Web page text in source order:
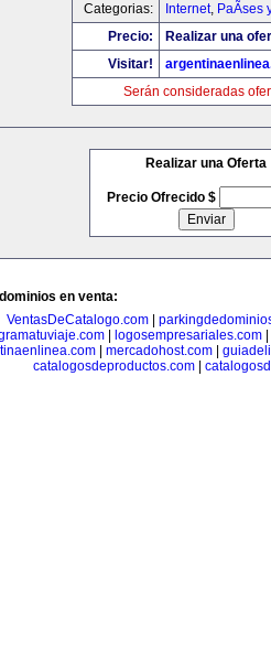
Categorias:
Internet, PaÃ­ses
Precio:
Realizar una
Visitar!
Serán consideradas
Realizar una Oferta
Precio Ofrecido $
en venta:
VentasDeCatalogo.com|
| logosempresariales.com|
| mercadohost.com|
catalogosdeproductos.com